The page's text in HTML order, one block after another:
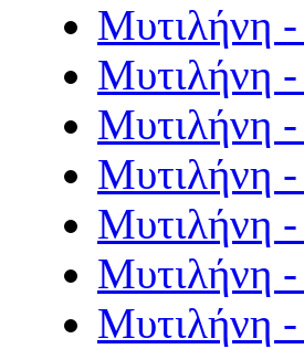
Μυτιλήνη
Μυτιλήνη -
Μυτιλήνη
Μυτιλήνη
Μυτιλήνη
Μυτιλήνη
Μυτιλήνη